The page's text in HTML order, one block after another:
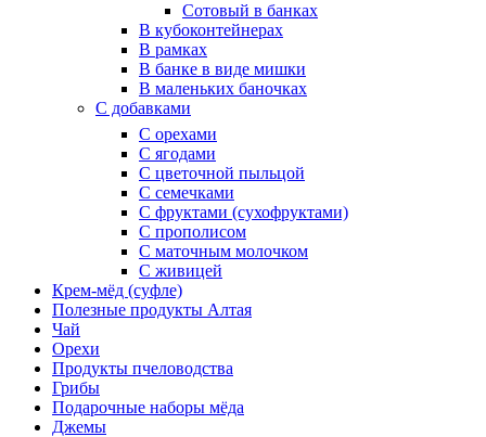
Сотовый в банках
В кубоконтейнерах
В рамках
В банке в виде мишки
В маленьких баночках
С добавками
С орехами
С ягодами
С цветочной пыльцой
С семечками
С фруктами (сухофруктами)
С прополисом
С маточным молочком
С живицей
Крем-мёд (суфле)
Полезные продукты Алтая
Чай
Орехи
Продукты пчеловодства
Грибы
Подарочные наборы мёда
Джемы